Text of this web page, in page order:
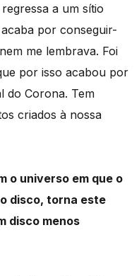
a um sítio
por conseguir-
me lembrava. Foi
por isso acabou por
do Corona. Tem
criados à nossa
o universo em que o
disco, torna este
disco menos